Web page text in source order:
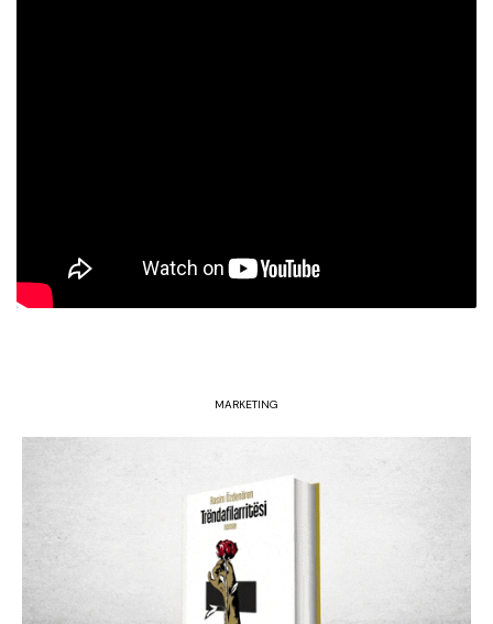
MARKETING